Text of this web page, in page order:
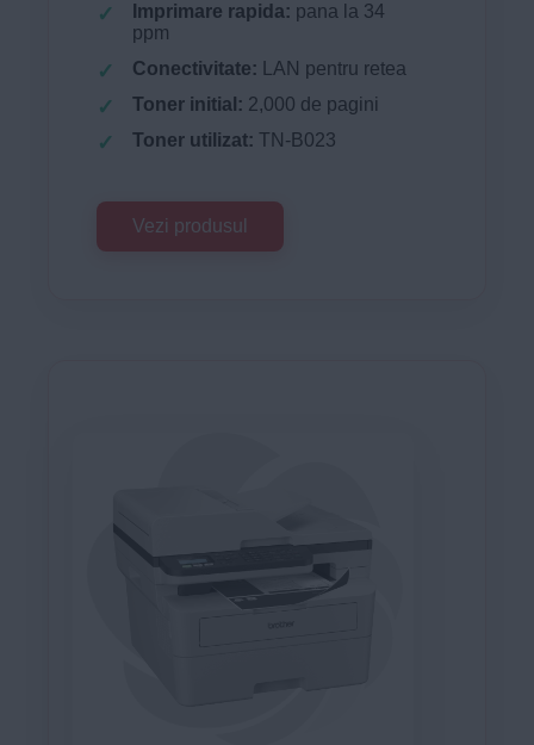
Imprimare rapida: pana la 34
ppm
Conectivitate: LAN pentru retea
Toner initial: 2,000 de pagini
Toner utilizat: TN-B023
Vezi produsul